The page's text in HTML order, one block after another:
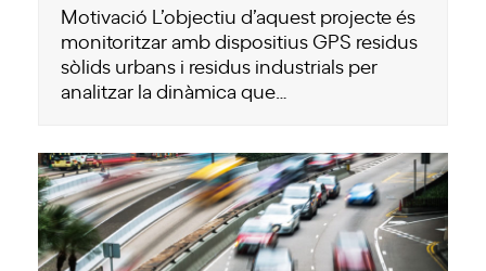
Motivació L’objectiu d’aquest projecte és
monitoritzar amb dispositius GPS residus
sòlids urbans i residus industrials per
analitzar la dinàmica que…